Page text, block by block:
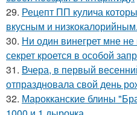
29. Рецепт ПП кулича
вкусным и низкокалорийным.
30. Ни один винегрет мне не
секрет кроется в особой
31. Вчера, в первый
отпраздновала свой день
32. Марокканские блины